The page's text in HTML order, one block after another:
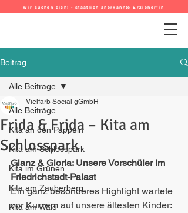
Wir suchen dich! - staatlich anerkannte Erzieher*in
Beitrag
Alle Beiträge
Kita an den Pappeln
Kita am Schlosspark
Kita im Grünen
Kita am Zauberberg
Kita am Wald
Alle Beiträge
Frida & Frida – Kita am
Schlosspark
Vielfarb Social gGmbH
Glanz & Gloria: Unsere Vorschüler im
Friedrichstadt-Palast
Ein ganz besonderes Highlight wartete
vor Kurzem auf unsere ältesten Kinder: